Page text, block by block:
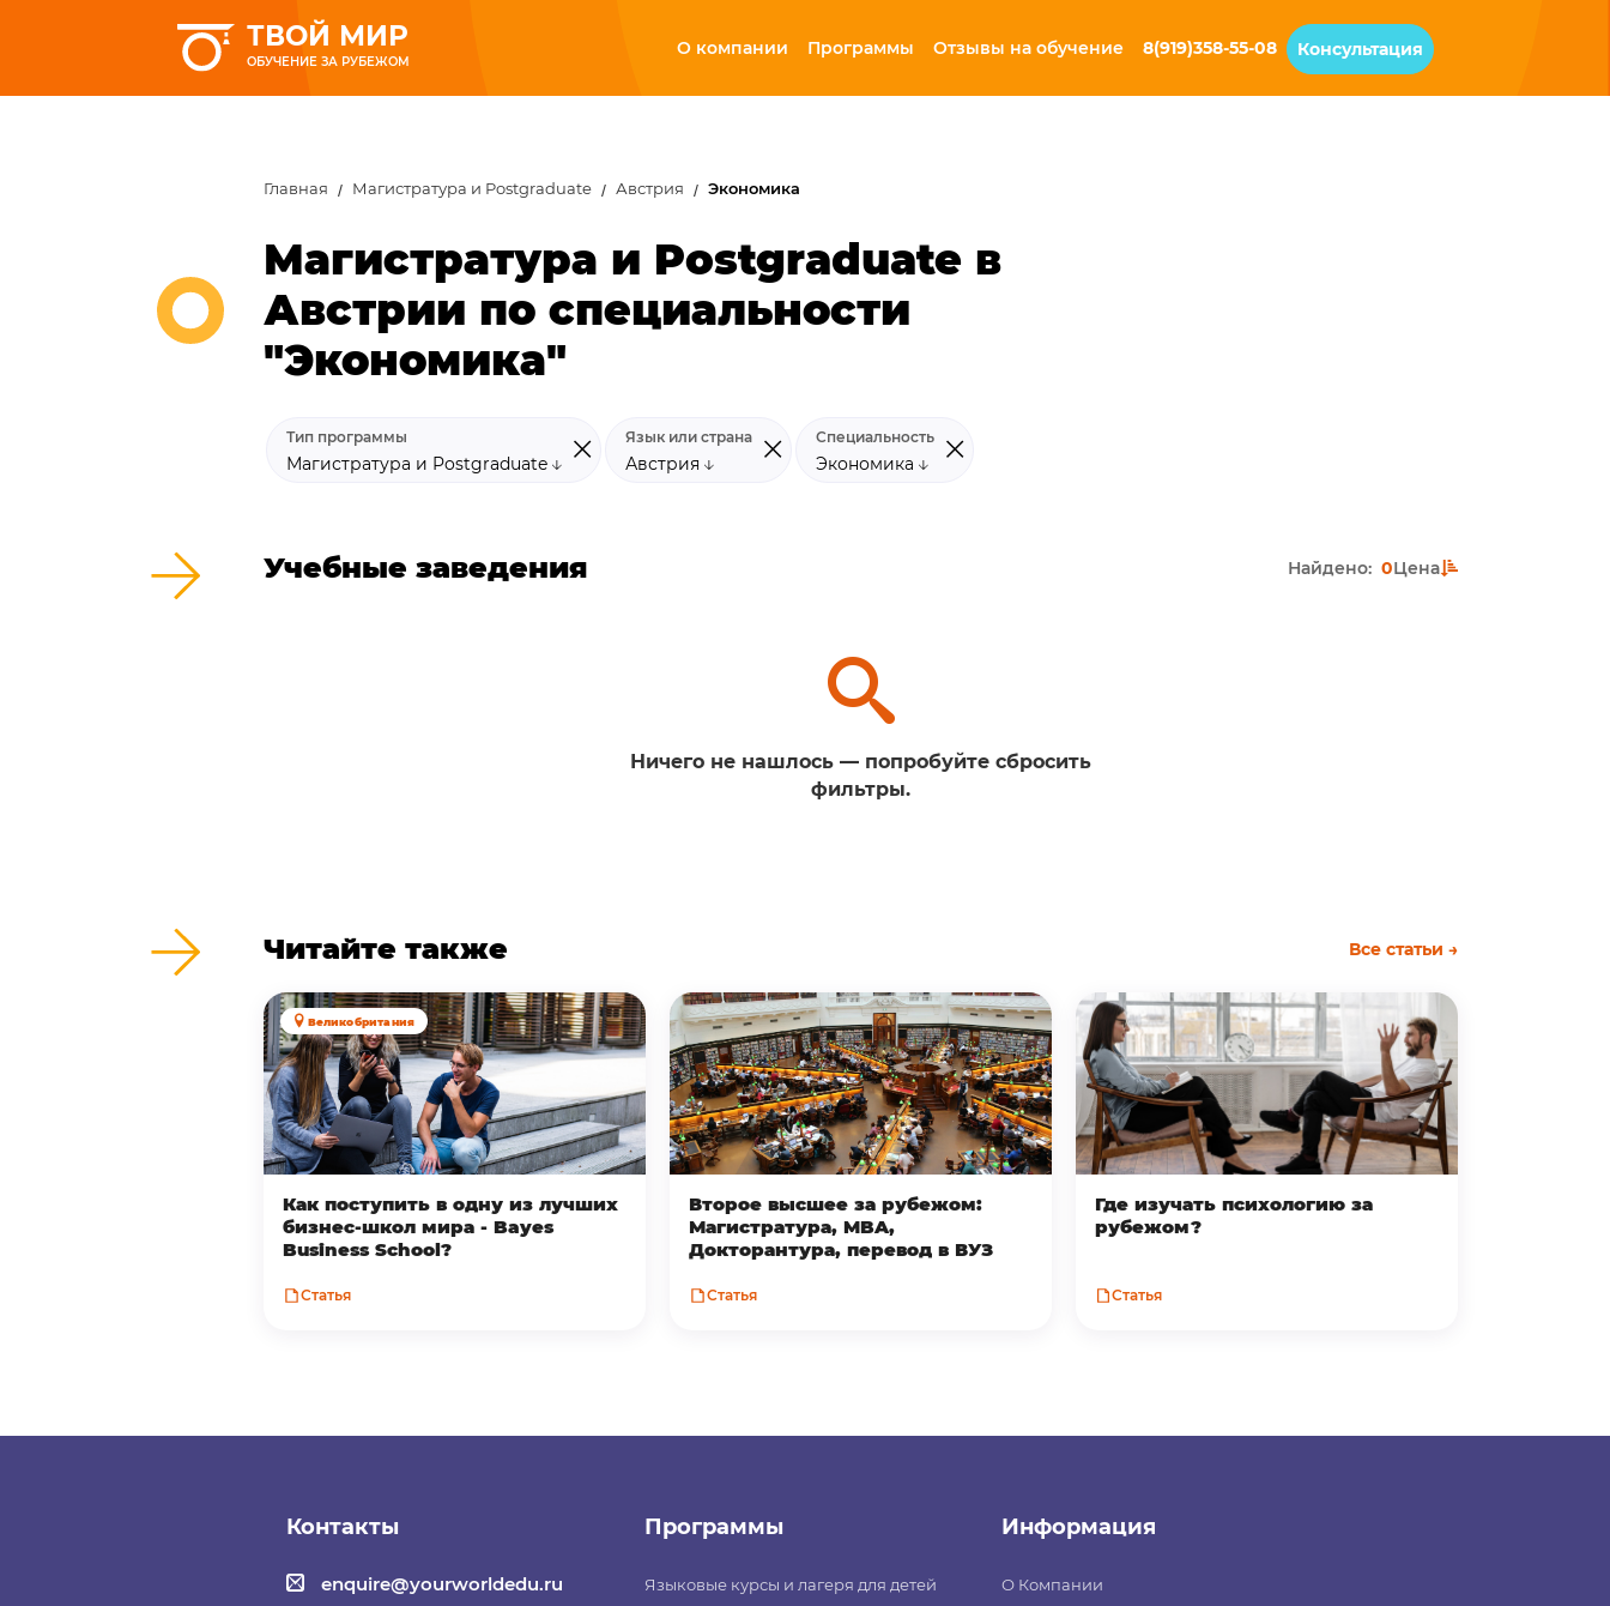
ТВОЙ МИР
ОБУЧЕНИЕ ЗА РУБЕЖОМ
О компании Программы Отзывы на обучение 8(919)358-55-08 Консультация
Главная Магистратура и Postgraduate Австрия Экономика
Магистратура и Postgraduate в
Австрии по специальности
"Экономика"
Тип программы
Магистратура и Postgraduate
Язык или страна
Австрия
Специальность
Экономика
Учебные заведения Найдено: 0Цена
Ничего не нашлось — попробуйте сбросить
фильтры.
Читайте также Все статьи →
Великобритания
Как поступить в одну из лучших
бизнес-школ мира - Bayes
Business School?
Статья
Второе высшее за рубежом:
Магистратура, MBA,
Докторантура, перевод в ВУЗ
Статья
Где изучать психологию за
рубежом?
Статья
Контакты
enquire@yourworldedu.ru
Программы
Языковые курсы и лагеря для детей
Информация
О Компании